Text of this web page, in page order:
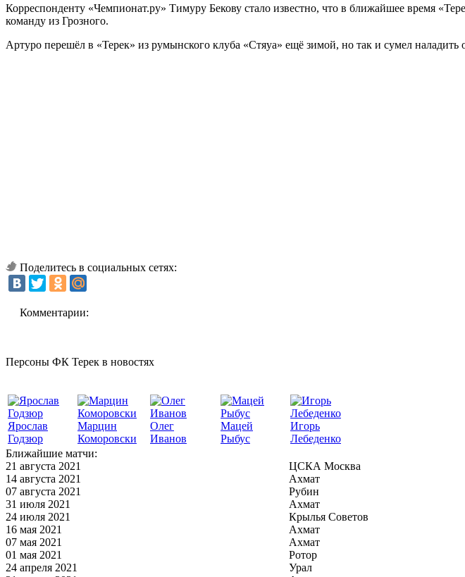
Корреспонденту «Чемпионат.ру» Тимуру Бекову стало известно, что в ближайшее время
команду из Грозного.
Артуро перешёл в «Терек» из румынского клуба «Стяуа» ещё зимой, но так и сумел
Поделитесь в социальных сетях:
Комментарии:
Персоны ФК Терек в новостях
Ярослав
Годзюр
Марцин
Коморовски
Олег
Иванов
Мацей
Рыбус
Игорь
Лебеденко
Ближайшие матчи:
21 августа 2021
ЦСКА Москва
14 августа 2021
Ахмат
07 августа 2021
Рубин
31 июля 2021
Ахмат
24 июля 2021
Крылья Советов
16 мая 2021
Ахмат
07 мая 2021
Ахмат
01 мая 2021
Ротор
24 апреля 2021
Урал